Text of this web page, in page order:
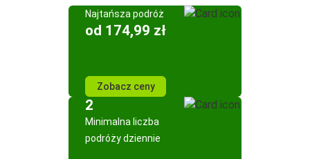
Najtańsza podróż
od 174,99 zł
Zobacz ceny
2
Minimalna liczba
podróży dziennie